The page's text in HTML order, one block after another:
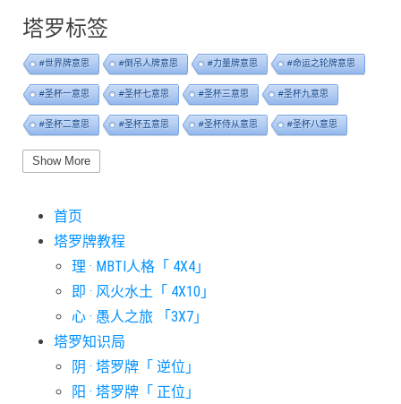
塔罗标签
#世界牌意思 #倒吊人牌意思 #力量牌意思 #命运之轮牌意思
#圣杯一意思 #圣杯七意思 #圣杯三意思 #圣杯九意思
#圣杯二意思 #圣杯五意思 #圣杯侍从意思 #圣杯八意思
#圣杯六意思
#宝剑七意思
#宝剑五意思 #宝剑侍从意思
#宝剑十意思 #宝剑四意思 #宝剑国王意思
#愚人牌意思 #战车牌意思
#星币七意思 #星币三意思
#星币五意思 #星币侍从意思
Show More
首页
塔罗牌教程
理 · MBTI人格「 4X4」
即 · 风火水土「 4X10」
心 · 愚人之旅 「3X7」
塔罗知识局
阴 · 塔罗牌「 逆位」
阳 · 塔罗牌「 正位」